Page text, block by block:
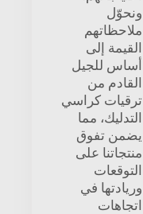
ونحوّل
ملاحظاتهم
القيمة إلى
أساس للجيل
القادم من
ترقيات كراسي
التدليك، مما
يضمن تفوق
منتجاتنا على
التوقعات
وريادتها في
اتجاهات